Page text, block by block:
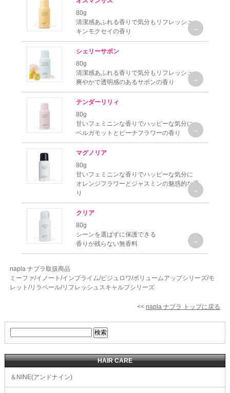
80g
清潔感あふれる香りで気分もリフレッシュ
キンモクセイの香り
シェリーサボン
80g
清潔感あふれる香りで気分もリフレッシュ
爽やかで透明感のあるサボンの香り
テンダーリリィ
80g
甘いフェミニンな香りでハッピーな気分に
ベルガモットとピーチフラワーの香り
マグノリア
80g
甘いフェミニンな香りでハッピーな気分に
オレンジフラワーとジャスミンの魅惑的な香
り
クリア
80g
シーンを選ばずに保護できる
香りが残らない無香料
napla ナプラ取扱商品
ミーファ/イノート/インプライム/ビジュロワ/ボリュームアップシリーズ/モ
レット/リラベール/リフレッシュスキャルプシリーズ
<<napla ナプラ トップに戻る
HAIR CARE
＆NINE(アンドナイン)